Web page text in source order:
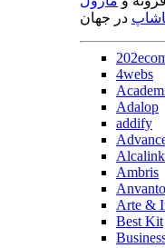
در جهان
4webs
Adalop
addify
Alcalink
Ambris
Anvanto
Arte &
Best Kit